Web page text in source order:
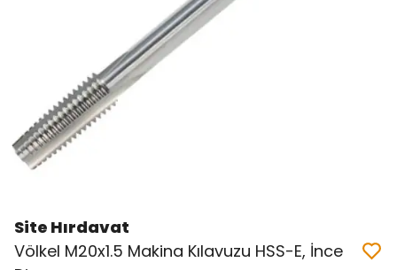
Site Hırdavat
Völkel M20x1.5 Makina Kılavuzu HSS-E, İnce